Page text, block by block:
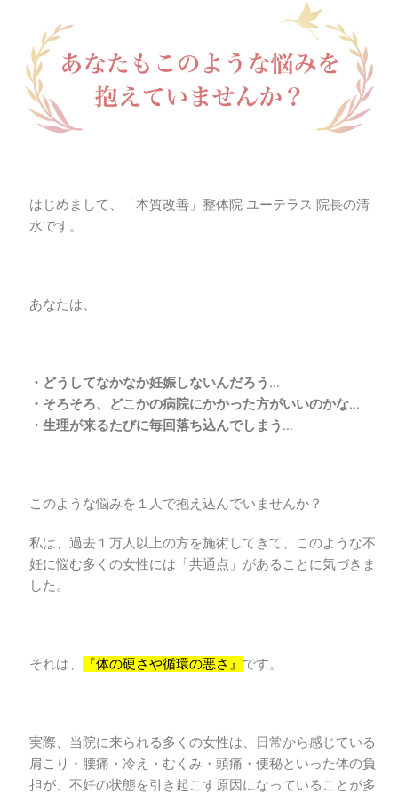
はじめまして、「本質改善」整体院 ユーテラス 院長の清
水です。
あなたは、
・どうしてなかなか妊娠しないんだろう…
・そろそろ、どこかの病院にかかった方がいいのかな…
・生理が来るたびに毎回落ち込んでしまう…
このような悩みを１人で抱え込んでいませんか？
私は、過去１万人以上の方を施術してきて、このような不
妊に悩む多くの女性には「共通点」があることに気づきま
した。
それは、 『体の硬さや循環の悪さ』 です。
実際、当院に来られる多くの女性は、日常から感じている
肩こり・腰痛・冷え・むくみ・頭痛・便秘といった体の負
担が、不妊の状態を引き起こす原因になっていることが多